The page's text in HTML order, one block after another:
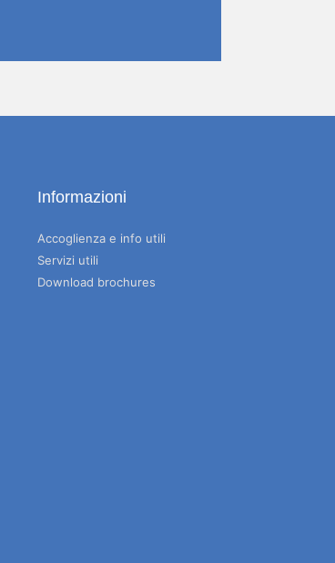
Informazioni
Accoglienza e info utili
Servizi utili
Download brochures